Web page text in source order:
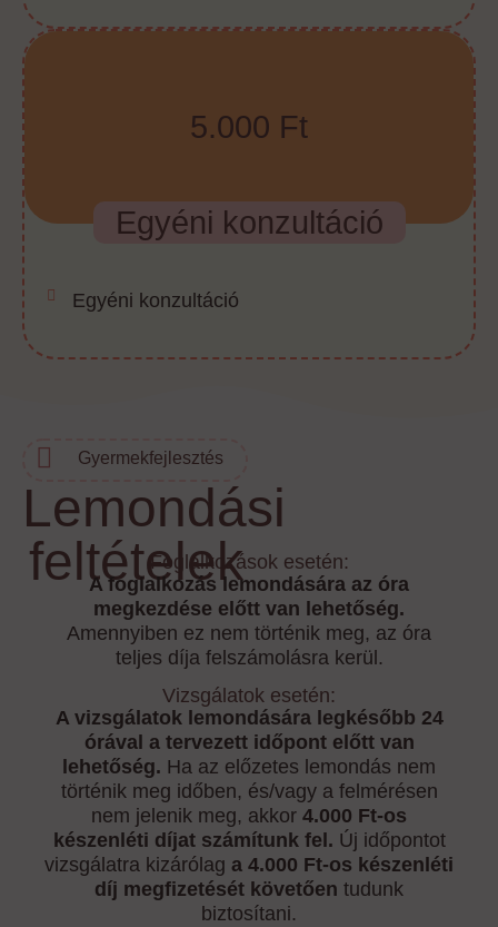
5.000 Ft
Egyéni konzultáció
Egyéni konzultáció
Gyermekfejlesztés
Lemondási
feltételekFoglalkozások esetén:
A foglalkozás lemondására az óra
megkezdése előtt van lehetőség.
Amennyiben ez nem történik meg, az óra
teljes díja felszámolásra kerül.
Vizsgálatok esetén:
A vizsgálatok lemondására legkésőbb 24
órával a tervezett időpont előtt van
lehetőség. Ha az előzetes lemondás nem
történik meg időben, és/vagy a felmérésen
nem jelenik meg, akkor 4.000 Ft-os
készenléti díjat számítunk fel. Új időpontot
vizsgálatra kizárólag a 4.000 Ft-os készenléti
díj megfizetését követően tudunk
biztosítani.